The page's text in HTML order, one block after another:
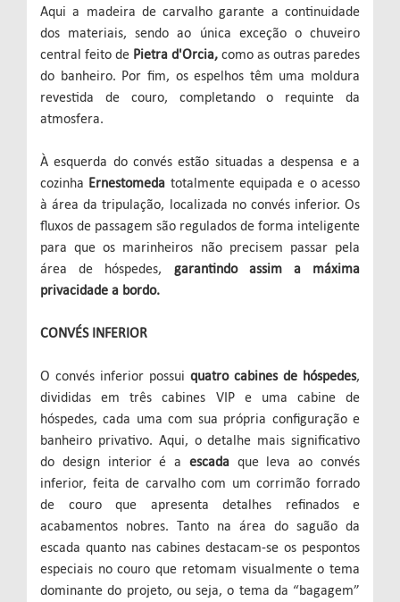
Aqui a madeira de carvalho garante a continuidade
dos materiais, sendo ao única exceção o chuveiro
central feito de Pietra d'Orcia, como as outras paredes
do banheiro. Por fim, os espelhos têm uma moldura
revestida de couro, completando o requinte da
atmosfera.
À esquerda do convés estão situadas a despensa e a
cozinha Ernestomeda totalmente equipada e o acesso
à área da tripulação, localizada no convés inferior. Os
fluxos de passagem são regulados de forma inteligente
para que os marinheiros não precisem passar pela
área de hóspedes, garantindo assim a máxima
privacidade a bordo.
CONVÉS INFERIOR
O convés inferior possui quatro cabines de hóspedes,
divididas em três cabines VIP e uma cabine de
hóspedes, cada uma com sua própria configuração e
banheiro privativo. Aqui, o detalhe mais significativo
do design interior é a escada que leva ao convés
inferior, feita de carvalho com um corrimão forrado
de couro que apresenta detalhes refinados e
acabamentos nobres. Tanto na área do saguão da
escada quanto nas cabines destacam-se os pespontos
especiais no couro que retomam visualmente o tema
dominante do projeto, ou seja, o tema da “bagagem”